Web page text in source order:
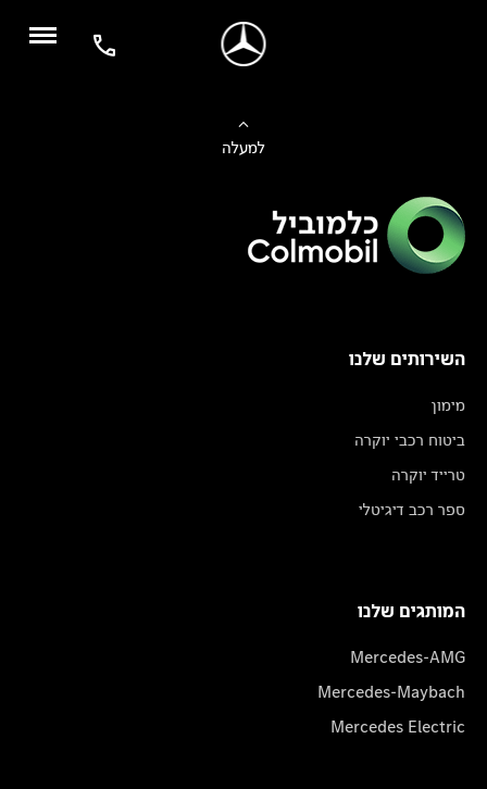
למעלה
השירותים שלנו
מימון
ביטוח רכבי יוקרה
טרייד יוקרה
ספר רכב דיגיטלי
המותגים שלנו
Mercedes-AMG
Mercedes-Maybach
Mercedes Electric